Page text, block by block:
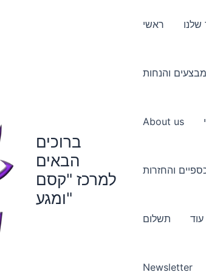
ברוכים
הבאים
למרכז "קסם
ומגע"
ראשי שלנו
מבצעים והנחות
About us
והחזרות
תשלום עוד
Newsletter